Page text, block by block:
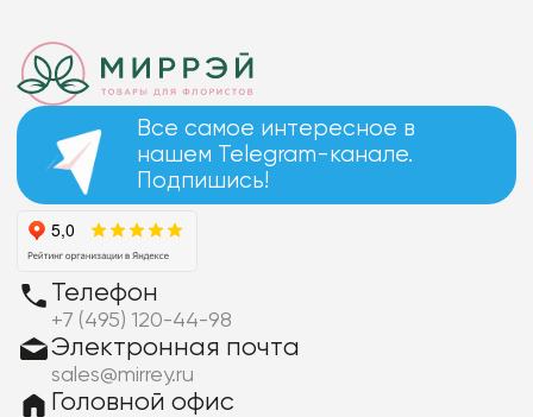
Все самое интересное в
нашем Telegram-канале.
Подпишись!
Телефон
+7 (495) 120-44-98
Электронная почта
sales@mirrey.ru
Головной офис